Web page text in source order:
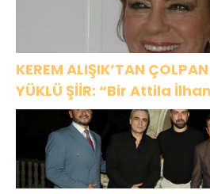
KEREM ALIŞIK’TAN
YÜKLÜ ŞİİR: “Bir Attila
çıkmıştı sanki”